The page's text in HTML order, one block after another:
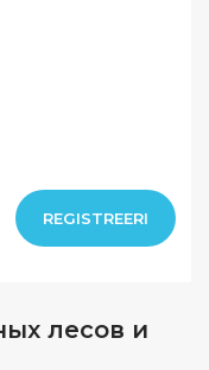
REGISTREERI
лесов и